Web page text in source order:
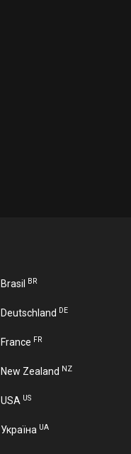
Brasil BR
Deutschland DE
France FR
New Zealand NZ
USA US
Україна UA